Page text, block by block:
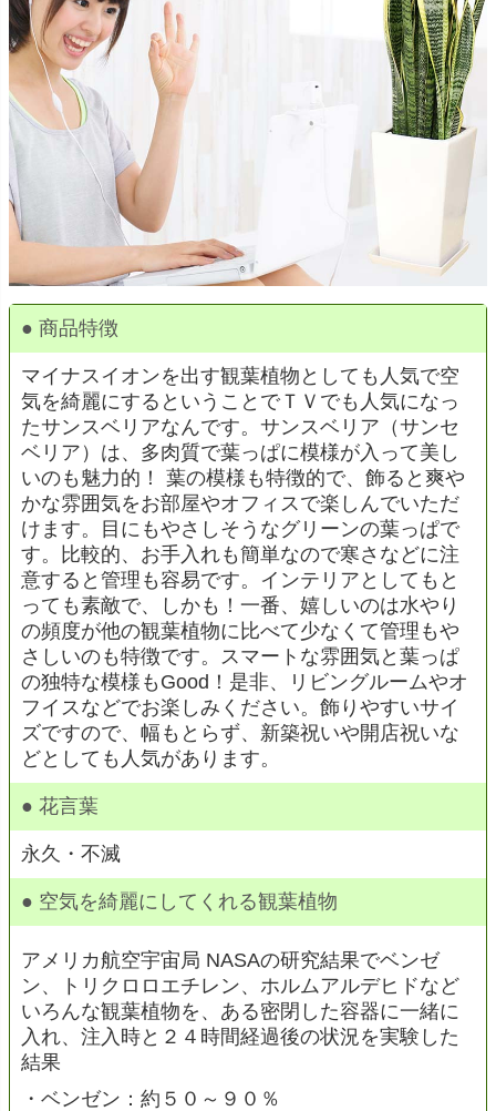
● 商品特徴
マイナスイオンを出す観葉植物としても人気で空
気を綺麗にするということでＴＶでも人気になっ
たサンスベリアなんです。サンスベリア（サンセ
ベリア）は、多肉質で葉っぱに模様が入って美し
いのも魅力的！ 葉の模様も特徴的で、飾ると爽や
かな雰囲気をお部屋やオフィスで楽しんでいただ
けます。目にもやさしそうなグリーンの葉っぱで
す。比較的、お手入れも簡単なので寒さなどに注
意すると管理も容易です。インテリアとしてもと
っても素敵で、しかも！一番、嬉しいのは水やり
の頻度が他の観葉植物に比べて少なくて管理もや
さしいのも特徴です。スマートな雰囲気と葉っぱ
の独特な模様もGood！是非、リビングルームやオ
フイスなどでお楽しみください。飾りやすいサイ
ズですので、幅もとらず、新築祝いや開店祝いな
どとしても人気があります。
● 花言葉
永久・不滅
● 空気を綺麗にしてくれる観葉植物
アメリカ航空宇宙局 NASAの研究結果でベンゼ
ン、トリクロロエチレン、ホルムアルデヒドなど
いろんな観葉植物を、ある密閉した容器に一緒に
入れ、注入時と２４時間経過後の状況を実験した
結果
・ベンゼン：約５０～９０％